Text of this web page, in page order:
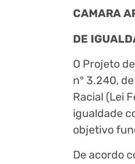
CAMARA
DE
O Projeto
n° 3.240,
Racial (Lei
igualdade
objetivo
De acordo